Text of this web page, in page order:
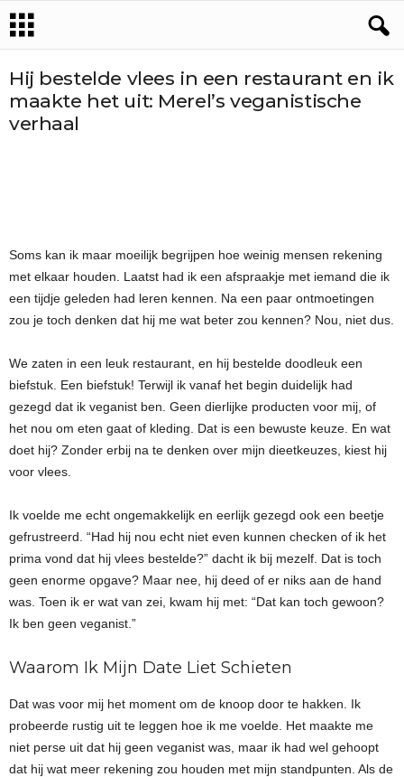
Hij bestelde vlees in een restaurant en ik
maakte het uit: Merel’s veganistische
verhaal
Soms kan ik maar moeilijk begrijpen hoe weinig mensen rekening
met elkaar houden. Laatst had ik een afspraakje met iemand die ik
een tijdje geleden had leren kennen. Na een paar ontmoetingen
zou je toch denken dat hij me wat beter zou kennen? Nou, niet dus.
We zaten in een leuk restaurant, en hij bestelde doodleuk een
biefstuk. Een biefstuk! Terwijl ik vanaf het begin duidelijk had
gezegd dat ik veganist ben. Geen dierlijke producten voor mij, of
het nou om eten gaat of kleding. Dat is een bewuste keuze. En wat
doet hij? Zonder erbij na te denken over mijn dieetkeuzes, kiest hij
voor vlees.
Ik voelde me echt ongemakkelijk en eerlijk gezegd ook een beetje
gefrustreerd. “Had hij nou echt niet even kunnen checken of ik het
prima vond dat hij vlees bestelde?” dacht ik bij mezelf. Dat is toch
geen enorme opgave? Maar nee, hij deed of er niks aan de hand
was. Toen ik er wat van zei, kwam hij met: “Dat kan toch gewoon?
Ik ben geen veganist.”
Waarom Ik Mijn Date Liet Schieten
Dat was voor mij het moment om de knoop door te hakken. Ik
probeerde rustig uit te leggen hoe ik me voelde. Het maakte me
niet perse uit dat hij geen veganist was, maar ik had wel gehoopt
dat hij wat meer rekening zou houden met mijn standpunten. Als de